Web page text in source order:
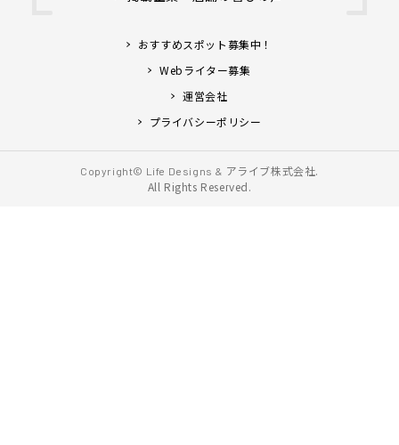
おすすめスポット募集中！
Webライター募集
運営会社
プライバシーポリシー
Copyright© Life Designs & アライブ株式会社.
All Rights Reserved.